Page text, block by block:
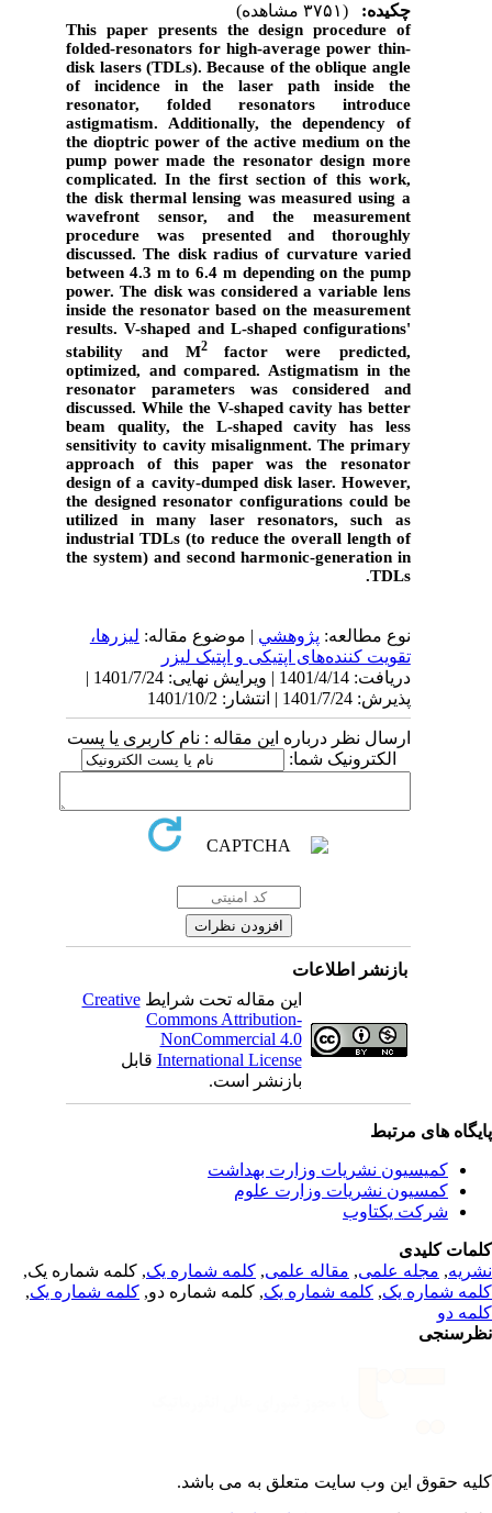
چکیده:
This paper presents the design procedure of
folded-resonators for high-average power thin-
disk lasers (TDLs). Because of the oblique angle
of incidence in the laser path inside the
resonator, folded resonators introduce
astigmatism. Additionally, the dependency of
the dioptric power of the active medium on the
pump power made the resonator design more
complicated. In the first section of this work,
the disk thermal lensing was measured using a
wavefront sensor, and the measurement
procedure was presented and thoroughly
discussed. The disk radius of curvature varied
between 4.3 m to 6.4 m depending on the pump
power. The disk was considered a variable lens
inside the resonator based on the measurement
results. V-shaped and L-shaped configurations'
stability and M
2factor were predicted,
optimized, and compared. Astigmatism in the
resonator parameters was considered and
discussed. While the V-shaped cavity has better
beam quality, the L-shaped cavity has less
sensitivity to cavity misalignment. The primary
approach of this paper was the resonator
design of a cavity-dumped disk laser. However,
the designed resonator configurations could be
utilized in many laser resonators, such as
industrial TDLs (to reduce the overall length of
the system) and second harmonic-generation in
TDLs.
نوع مطالعه:پژوهشي| موضوع مقاله:لیزرها،
تقویت کننده‌‏های اپتیکی و اپتیک لیزر
دریافت: 1401/4/14 | ویرایش نهایی: 1401/7/24 |
پذیرش: 1401/7/24 | انتشار: 1401/10/2
ارسال نظر درباره این مقاله : نام کاربری یا پست
الکترونیک شما:
بازنشر اطلاعات
این مقاله تحت شرایطCreative
Commons Attribution-
NonCommercial 4.0
International Licenseقابل
بازنشر است.
های مرتبط
کمیسیون نشریات وزارت بهداشت
کمسیون نشریات وزارت علوم
شرکت یکتاوب
کلیدی
,مجله علمی, مقاله علمی, کلمه شماره یک, کلمه شماره یک,
شماره یک,کلمه شماره یک, کلمه شماره دو,کلمه شماره یک,
دو
حقوق این وب سایت متعلق بهمی باشد.